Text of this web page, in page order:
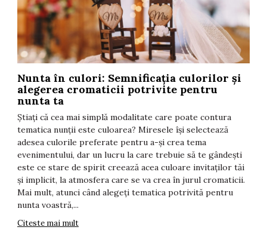
Nunta în culori: Semnificația culorilor și
alegerea cromaticii potrivite pentru
nunta ta
Știați că cea mai simplă modalitate care poate contura
tematica nunții este culoarea? Miresele își selectează
adesea culorile preferate pentru a-și crea tema
evenimentului, dar un lucru la care trebuie să te gândești
este ce stare de spirit creează acea culoare invitaților tăi
și implicit, la atmosfera care se va crea în jurul cromaticii.
Mai mult, atunci când alegeți tematica potrivită pentru
nunta voastră,...
Citeste mai mult